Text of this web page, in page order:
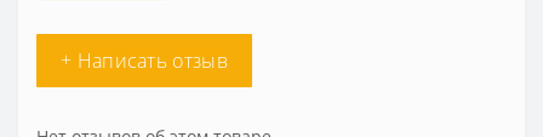
+ Написать отзыв